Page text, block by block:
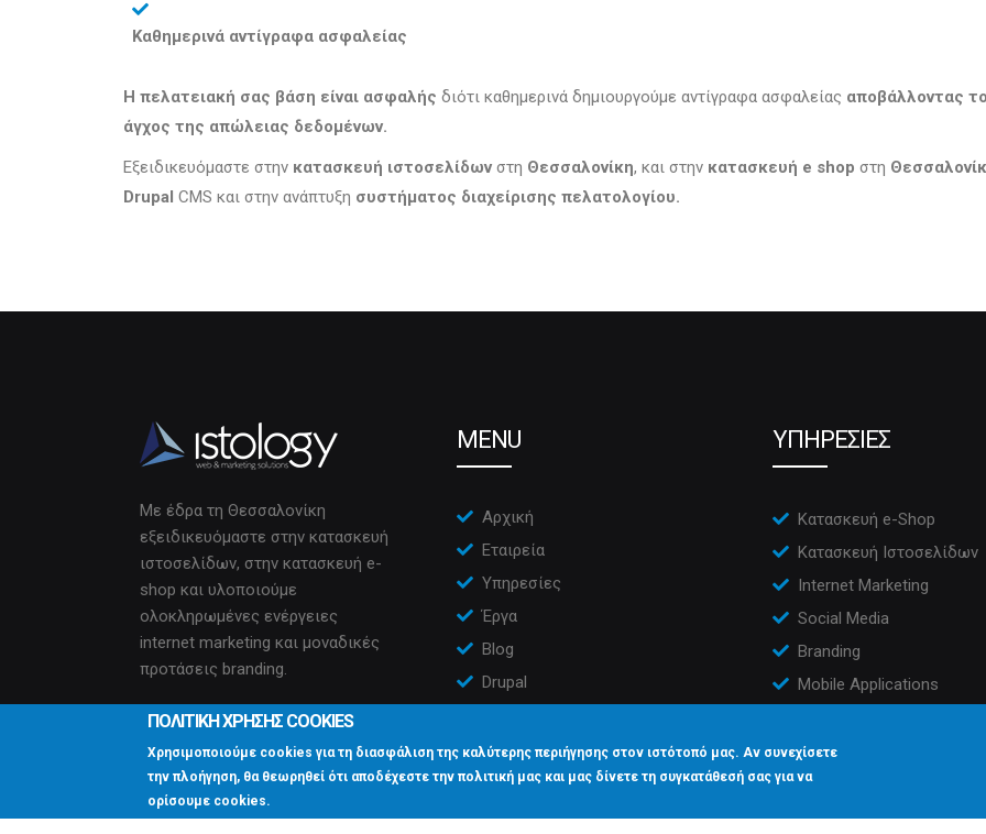
Καθημερινά αντίγραφα ασφαλείας
Η πελατειακή σας βάση είναι ασφαλής διότι καθημερινά δημιουργούμε αντίγραφα ασφαλείας αποβάλλοντας το
άγχος της απώλειας δεδομένων.
Εξειδικευόμαστε στην κατασκευή ιστοσελίδων στη Θεσσαλονίκη, και στην κατασκευή e shop στη
Drupal CMS και στην ανάπτυξη συστήματος διαχείρισης πελατολογίου.
Με έδρα τη Θεσσαλονίκη
εξειδικευόμαστε στην κατασκευή
ιστοσελίδων, στην κατασκευή e-
shop και υλοποιούμε
ολοκληρωμένες ενέργειες
internet marketing και μοναδικές
προτάσεις branding.
MENU
Αρχική
Εταιρεία
Υπηρεσίες
Έργα
Blog
Drupal
ΥΠΗΡΕΣΙΕΣ
Κατασκευή e-Shop
Κατασκευή Ιστοσελίδων
Internet Marketing
Social Media
Branding
Mobile Applications
ΠΟΛΙΤΙΚΗ ΧΡΗΣΗΣ COOKIES
Χρησιμοποιούμε cookies για τη διασφάλιση της καλύτερης περιήγησης στον ιστότοπό μας. Αν συνεχίσετε
την πλοήγηση, θα θεωρηθεί ότι αποδέχεστε την πολιτική μας και μας δίνετε τη συγκατάθεσή σας για να
ορίσουμε cookies.